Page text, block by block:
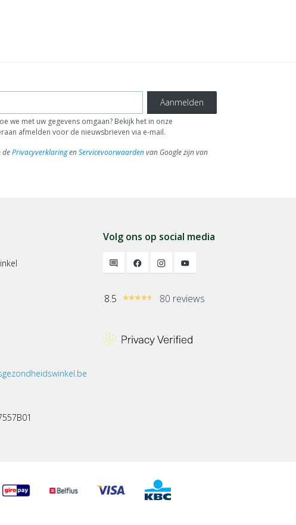
Aanmelden
we met uw gegevens omgaan? Bekijk het in onze
afmelden voor de nieuwsbrieven via e-mail.
dePrivacyverklaringenServicevoorwaardenvan Google zijn van
Volg ons op social media
8.5 80 reviews